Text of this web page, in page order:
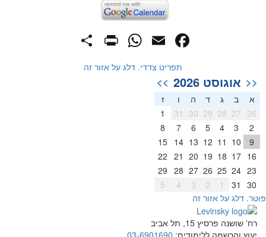
Facebook
Email
WhatsApp
תפריט צדדי. דלג על אזור זה
<< אוגוסט 2026 >>
א ב ג ד ה
ז
26
27
28
29
30
31
2
3
4
5
6
7
8
9
10
11
12
13
14
15
16
17
18
19
20
21
22
23
24
25
26
27
28
29
30
31
2
3
4
5
דלג על אזור זה
רח' שושנה פרסיץ 15, תל אביב